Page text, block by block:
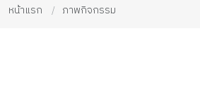
หน้าแรก ภาพกิจกรรม